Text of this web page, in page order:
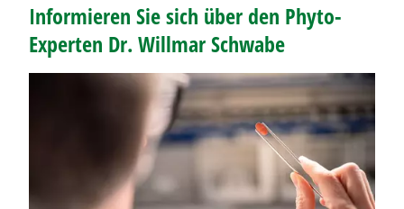
Informieren Sie sich über den Phyto-
Experten Dr. Willmar Schwabe